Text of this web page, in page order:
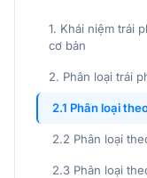
1. Khái niệm trái
cơ bản
2. Phân loại trái
2.1 Phân loại
2.2 Phân loại
2.3 Phân loại